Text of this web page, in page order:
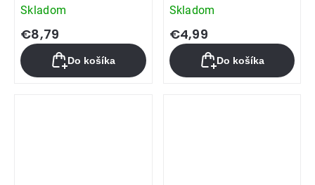
Skladom
€8,79
Do košíka
Skladom
€4,99
Do košíka